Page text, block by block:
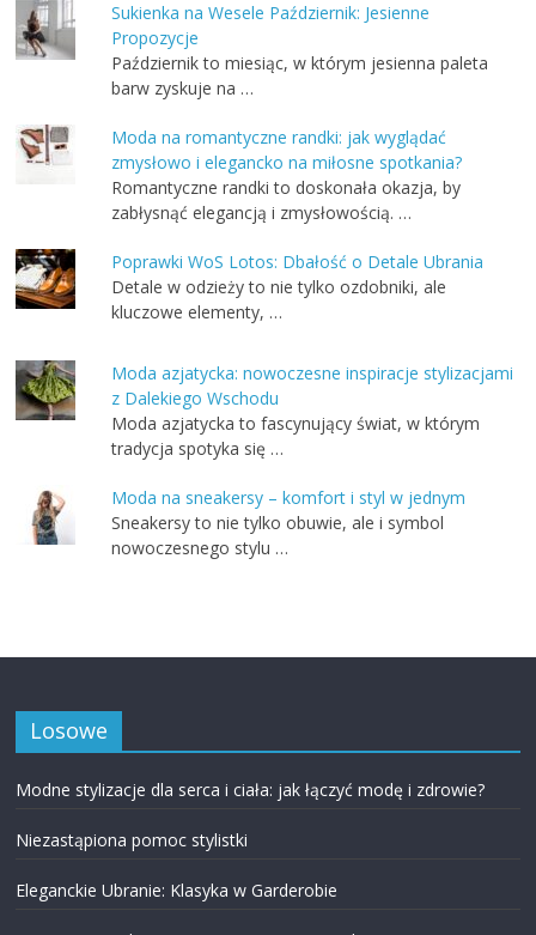
Sukienka na Wesele Październik: Jesienne
Propozycje
Październik to miesiąc, w którym jesienna paleta
barw zyskuje na …
Moda na romantyczne randki: jak wyglądać
zmysłowo i elegancko na miłosne spotkania?
Romantyczne randki to doskonała okazja, by
zabłysnąć elegancją i zmysłowością. …
Poprawki WoS Lotos: Dbałość o Detale Ubrania
Detale w odzieży to nie tylko ozdobniki, ale
kluczowe elementy, …
Moda azjatycka: nowoczesne inspiracje stylizacjami
z Dalekiego Wschodu
Moda azjatycka to fascynujący świat, w którym
tradycja spotyka się …
Moda na sneakersy – komfort i styl w jednym
Sneakersy to nie tylko obuwie, ale i symbol
nowoczesnego stylu …
Losowe
Modne stylizacje dla serca i ciała: jak łączyć modę i zdrowie?
Niezastąpiona pomoc stylistki
Eleganckie Ubranie: Klasyka w Garderobie